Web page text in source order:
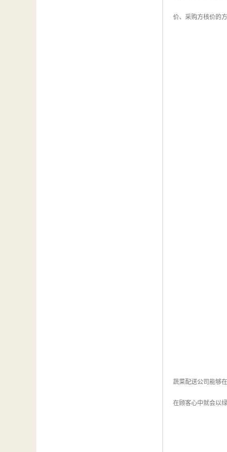
价、采购方核价的
蔬菜配送公司能够
在顾客心中就会以